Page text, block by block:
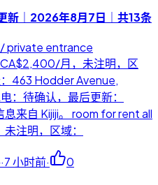
新｜2026年8月7日｜共13条
private entrance
月，未注明，区
463 Hodder Avenue,
：待确认，最后更新：
来自 Kijiji。 room for rent all
注明，区域：
·7 小时前· 0